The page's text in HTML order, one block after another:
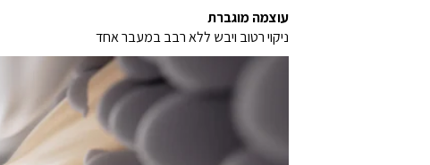
עוצמה מוגברת
ניקוי רטוב ויבש ללא רבב במעבר אחד